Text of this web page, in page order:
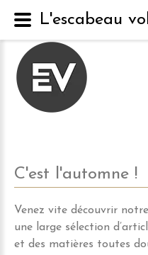
C'est l'automne !
Venez vite découvrir
une large sélection
et des matières toutes